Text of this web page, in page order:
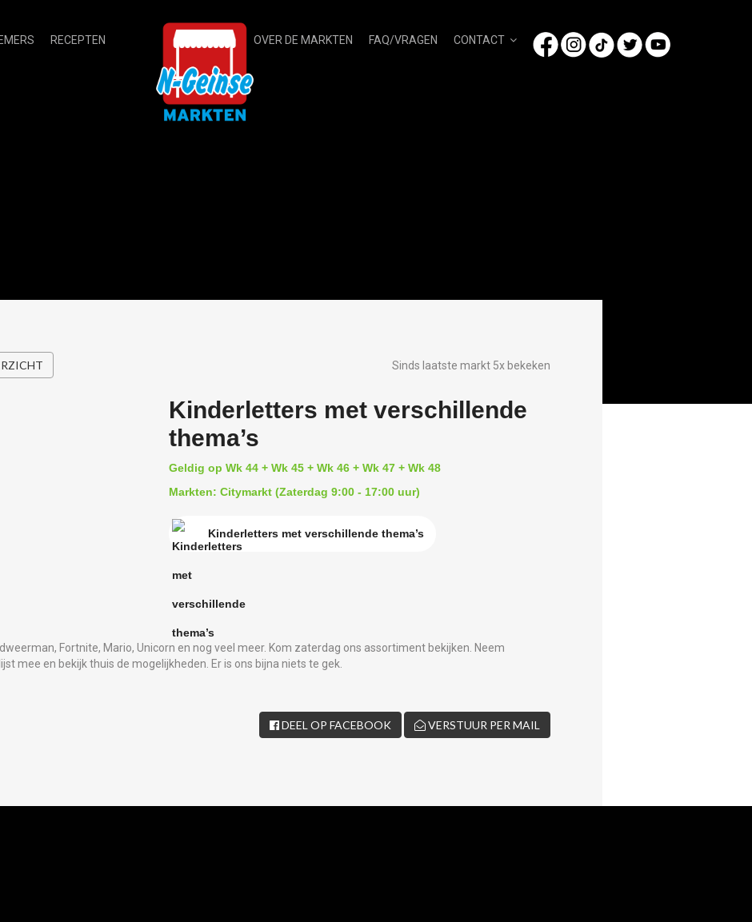
RECEPTEN OVER DE MARKTEN FAQ/VRAGEN CONTACT
Sinds laatste markt 5x bekeken
Kinderletters met verschillende
thema’s
Geldig op Wk 44 + Wk 45 + Wk 46 + Wk 47 + Wk 48
Markten: Citymarkt (Zaterdag 9:00 - 17:00 uur)
Kinderletters met verschillende thema’s
Fortnite, Mario, Unicorn en nog veel meer. Kom zaterdag ons assortiment bekijken. Neem
mee en bekijk thuis de mogelijkheden. Er is ons bijna niets te gek.
DEEL OP FACEBOOK VERSTUUR PER MAIL